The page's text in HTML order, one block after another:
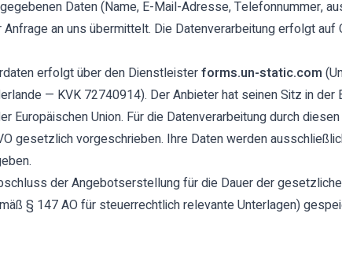
Daten (Name, E-Mail-Adresse, Telefonnummer,
an uns übermittelt. Die Datenverarbeitung erfolgt auf
erfolgt über den Dienstleisterforms.un-static.com
— KVK 72740914). Der Anbieter hat seinen Sitz in der
Europäischen Union. Für die Datenverarbeitung durch
gesetzlich vorgeschrieben. Ihre Daten werden
der Angebotserstellung für die Dauer der
§ 147 AO für steuerrechtlich relevante Unterlagen)